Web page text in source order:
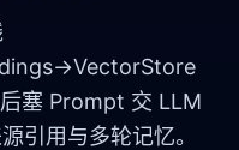
塞 Prompt 交 LLM
引用与多轮记忆。